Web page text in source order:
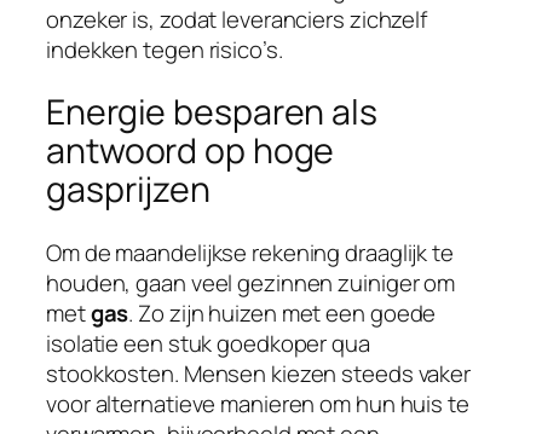
onzeker is, zodat leveranciers zichzelf
indekken tegen risico’s.
Energie besparen als
antwoord op hoge
gasprijzen
Om de maandelijkse rekening draaglijk te
houden, gaan veel gezinnen zuiniger om
metgas. Zo zijn huizen met een goede
isolatie een stuk goedkoper qua
stookkosten. Mensen kiezen steeds vaker
voor alternatieve manieren om hun huis te